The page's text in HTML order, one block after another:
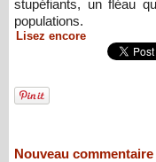
stupéfiants, un fléau
populations.
Lisez encore
Nouveau commentaire